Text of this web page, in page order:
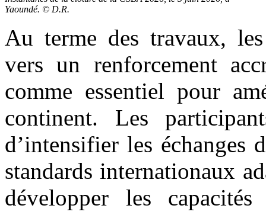
Yaoundé. © D.R.
Au terme des travaux,
vers un renforcement
comme essentiel pour
continent. Les
d’intensifier les échanges
standards internationaux
développer les